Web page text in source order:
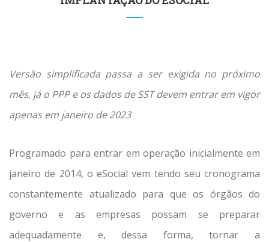
Versão simplificada passa a ser exigida no próximo
mês, já o PPP e os dados de SST devem entrar em vigor
apenas em janeiro de 2023
Programado para entrar em operação inicialmente em
janeiro de 2014, o eSocial vem tendo seu cronograma
constantemente atualizado para que os órgãos do
governo e as empresas possam se preparar
adequadamente e, dessa forma, tornar a